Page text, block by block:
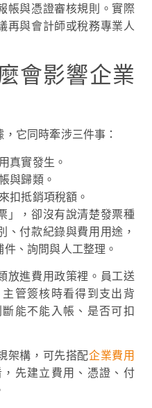
帳與憑證審核規則。實際
再與會計師或稅務專業人
會影響企業
它同時牽涉三件事：
真實發生。
與歸類。
扣抵銷項稅額。
」，卻沒有說清楚發票種
、付款紀錄與費用用途，
、詢問與人工整理。
放進費用政策裡。員工送
管簽核時看得到支出背
能不能入帳、是否可扣
架構，可先搭配企業費用
先建立費用、憑證、付